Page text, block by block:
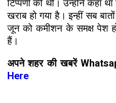
टिप्पणी की थी। उन्होंने कहा
खराब हो गया है। इन्हीं सब
जून को कमीशन के समक्ष पेश
हैं।
अपने शहर की खबरें
Here